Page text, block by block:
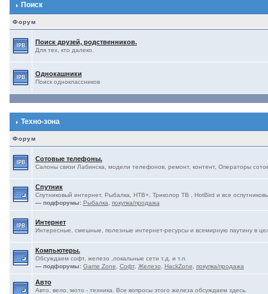
Поиск
Форум
Поиск друзей, родственников.
Для тех, кто далеко.
Однокашники
Поиск одноклассников
Техно-зона
Форум
Сотовые телефоны.
Салоны связи Лабинска, модели телефонов, ремонт, контент, Операторы
Спутник
Спутниковый интернет, Рыбалка, НТВ+, Триколор ТВ , HotBird и все
— подфорумы: Рыбалка покупка/продажа
Интернет
Интересные, смешные, полезные интернет-ресурсы и всемирную паутину в
Компьютеры.
Обсуждаем софт, железо ,локальные сети т.д. и т.п.
— подфорумы: Game Zone Софт, Железо HackZone покупка/продажа
Авто
Авто, вело, мото - техника. Все вопросы этого железа обсуждаем здесь.